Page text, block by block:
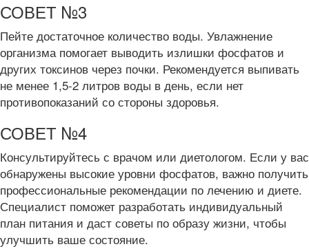
СОВЕТ №3
Пейте достаточное количество воды. Увлажнение
организма помогает выводить излишки фосфатов и
других токсинов через почки. Рекомендуется выпивать
не менее 1,5-2 литров воды в день, если нет
противопоказаний со стороны здоровья.
СОВЕТ №4
Консультируйтесь с врачом или диетологом. Если у вас
обнаружены высокие уровни фосфатов, важно получить
профессиональные рекомендации по лечению и диете.
Специалист поможет разработать индивидуальный
план питания и даст советы по образу жизни, чтобы
улучшить ваше состояние.